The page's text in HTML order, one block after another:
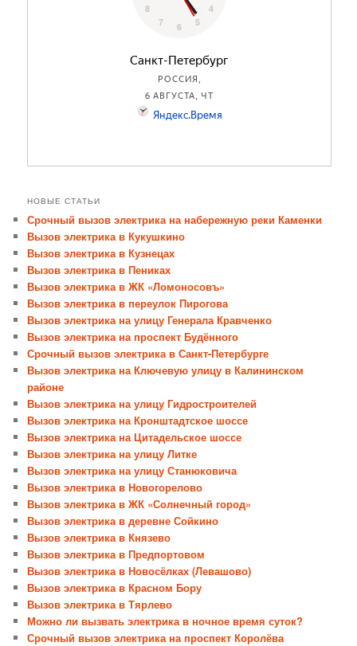
НОВЫЕ СТАТЬИ
Срочный вызов электрика на набережную реки Каменки
Вызов электрика в Кукушкино
Вызов электрика в Кузнецах
Вызов электрика в Пениках
Вызов электрика в ЖК «Ломоносовъ»
Вызов электрика в переулок Пирогова
Вызов электрика на улицу Генерала Кравченко
Вызов электрика на проспект Будённого
Срочный вызов электрика в Санкт-Петербурге
Вызов электрика на Ключевую улицу в Калининском
районе
Вызов электрика на улицу Гидростроителей
Вызов электрика на Кронштадтское шоссе
Вызов электрика на Цитадельское шоссе
Вызов электрика на улицу Литке
Вызов электрика на улицу Станюковича
Вызов электрика в Новогорелово
Вызов электрика в ЖК «Солнечный город»
Вызов электрика в деревне Сойкино
Вызов электрика в Князево
Вызов электрика в Предпортовом
Вызов электрика в Новосёлках (Левашово)
Вызов электрика в Красном Бору
Вызов электрика в Тярлево
Можно ли вызвать электрика в ночное время суток?
Срочный вызов электрика на проспект Королёва